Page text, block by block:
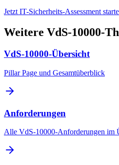
Jetzt IT-Sicherheits-Assessment
Weitere VdS-10000-
VdS-10000-Übersicht
Pillar Page und Gesamtüberblick
Anforderungen
Alle VdS-10000-Anforderungen im